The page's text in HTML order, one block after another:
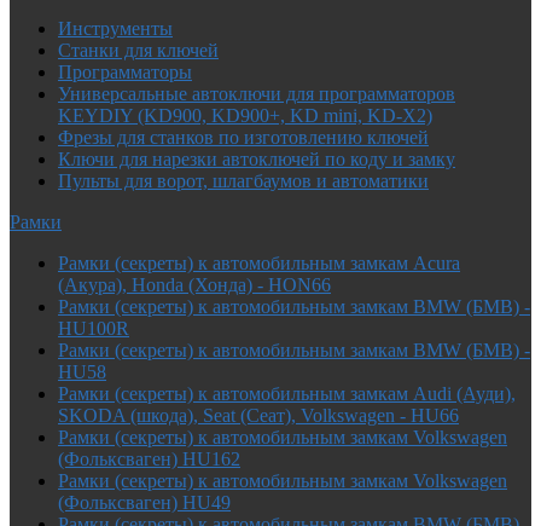
Инструменты
Cтанки для ключей
Программаторы
Универсальные автоключи для программаторов
KEYDIY (KD900, KD900+, KD mini, KD-X2)
Фрезы для станков по изготовлению ключей
Ключи для нарезки автоключей по коду и замку
Пульты для ворот, шлагбаумов и автоматики
Рамки
Рамки (секреты) к автомобильным замкам Acura
(Акура), Honda (Хонда) - HON66
Рамки (секреты) к автомобильным замкам BMW (БМВ) -
HU100R
Рамки (секреты) к автомобильным замкам BMW (БМВ) -
HU58
Рамки (секреты) к автомобильным замкам Audi (Ауди),
SKODA (шкода), Seat (Сеат), Volkswagen - HU66
Рамки (секреты) к автомобильным замкам Volkswagen
(Фольксваген) HU162
Рамки (секреты) к автомобильным замкам Volkswagen
(Фольксваген) HU49